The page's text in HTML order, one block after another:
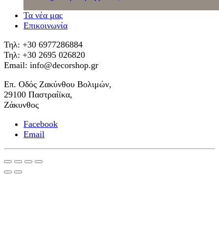
Τα νέα μας
Επικοινωνία
Τηλ: +30 6977286884
Τηλ: +30 2695 026820
Email: info@decorshop.gr
Επ. Οδός Ζακύνθου Βολιμών,
29100 Παστραίϊκα,
Ζάκυνθος
Facebook
Email